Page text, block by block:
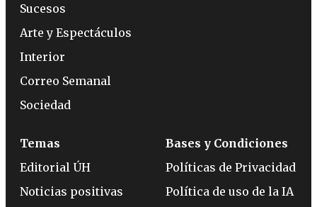
Sucesos
Arte y Espectáculos
Interior
Correo Semanal
Sociedad
Temas
Editorial ÚH
Noticias positivas
Bases y Condiciones
Políticas de Privacidad
Política de uso de la IA